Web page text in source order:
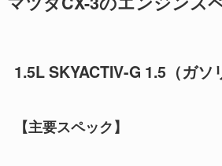
1.5L SKYACTIV-G 1.5（ガソ
【主要スペック】